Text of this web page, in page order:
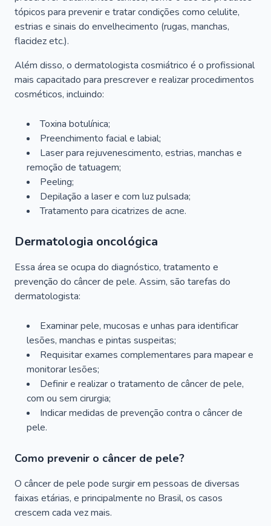
tópicos para prevenir e tratar condições como celulite,
estrias e sinais do envelhecimento (rugas, manchas,
flacidez etc.).
Além disso, o dermatologista cosmiátrico é o profissional
mais capacitado para prescrever e realizar procedimentos
cosméticos, incluindo:
Toxina botulínica;
Preenchimento facial e labial;
Laser para rejuvenescimento, estrias, manchas e
remoção de tatuagem;
Peeling;
Depilação a laser e com luz pulsada;
Tratamento para cicatrizes de acne.
Dermatologia oncológica
Essa área se ocupa do diagnóstico, tratamento e
prevenção do câncer de pele. Assim, são tarefas do
dermatologista:
Examinar pele, mucosas e unhas para identificar
lesões, manchas e pintas suspeitas;
Requisitar exames complementares para mapear e
monitorar lesões;
Definir e realizar o tratamento de câncer de pele,
com ou sem cirurgia;
Indicar medidas de prevenção contra o câncer de
pele.
Como prevenir o câncer de pele?
O câncer de pele pode surgir em pessoas de diversas
faixas etárias, e principalmente no Brasil, os casos
crescem cada vez mais.